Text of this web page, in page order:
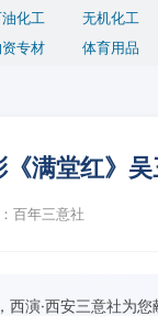
化工 无机化工
专材 体育用品
满堂红》
百年三意社
西演·西安三意社为